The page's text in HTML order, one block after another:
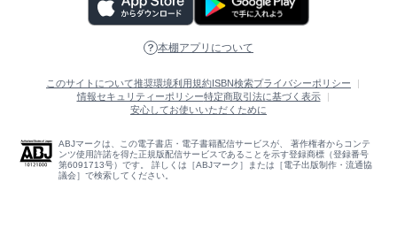
本棚アプリについて
このサイトについて推奨環境利用規約 ISBN検索プライバシーポリシー
情報セキュリティーポリシー特定商取引法に基づく表示
安心してお使いいただくために
ABJマークは、この電子書店・電子書籍配信サービスが、 著作権者からコンテ
ンツ使用許諾を得た正規版配信サービスであることを示す登録商標（登録番号
第6091713号）です。 詳しくは［ABJマーク］または［電子出版制作・流通協
議会］で検索してください。